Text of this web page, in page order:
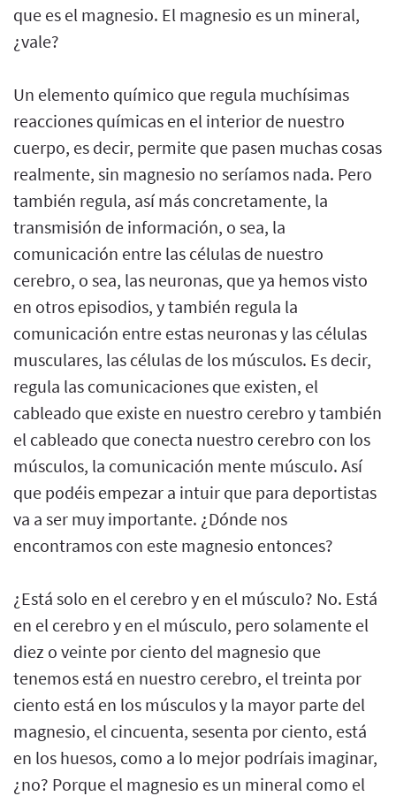
que es el magnesio. El magnesio es un mineral,
¿vale?
Un elemento químico que regula muchísimas
reacciones químicas en el interior de nuestro
cuerpo, es decir, permite que pasen muchas cosas
realmente, sin magnesio no seríamos nada. Pero
también regula, así más concretamente, la
transmisión de información, o sea, la
comunicación entre las células de nuestro
cerebro, o sea, las neuronas, que ya hemos visto
en otros episodios, y también regula la
comunicación entre estas neuronas y las células
musculares, las células de los músculos. Es decir,
regula las comunicaciones que existen, el
cableado que existe en nuestro cerebro y también
el cableado que conecta nuestro cerebro con los
músculos, la comunicación mente músculo. Así
que podéis empezar a intuir que para deportistas
va a ser muy importante. ¿Dónde nos
encontramos con este magnesio entonces?
¿Está solo en el cerebro y en el músculo? No. Está
en el cerebro y en el músculo, pero solamente el
diez o veinte por ciento del magnesio que
tenemos está en nuestro cerebro, el treinta por
ciento está en los músculos y la mayor parte del
magnesio, el cincuenta, sesenta por ciento, está
en los huesos, como a lo mejor podríais imaginar,
¿no? Porque el magnesio es un mineral como el